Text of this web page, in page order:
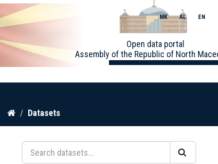
Skip
content
Open data portal
Assembly of the Republic of North
MK AL EN
Datasets